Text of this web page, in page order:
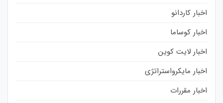
اخبار کاردانو
اخبار کوساما
اخبار لایت کوین
اخبار مایکرواستراتژی
اخبار مقررات